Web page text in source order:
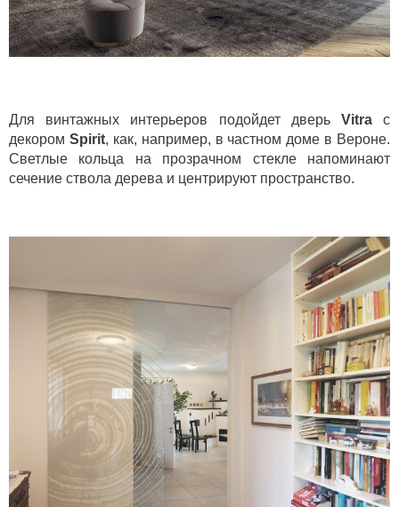
Для винтажных интерьеров подойдет дверь Vitra
с
декором Spirit, как, например, в частном доме в Вероне.
Светлые кольца на прозрачном стекле напоминают
сечение ствола дерева и центрируют пространство.